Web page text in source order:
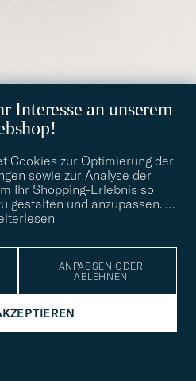
Long Flap Wallet Caviar Leather Black
Interesse an unserem
Cookies zur Optimierung der
sowie zur Analyse der
Ihr Shopping-Erlebnis so
gestalten und anzupassen. …
ANPASSEN ODER
ABLEHNEN